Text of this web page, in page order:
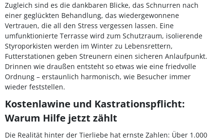
Zugleich sind es die dankbaren Blicke, das Schnurren nach
einer geglückten Behandlung, das wiedergewonnene
Vertrauen, die all den Stress vergessen lassen. Eine
umfunktionierte Terrasse wird zum Schutzraum, isolierende
Styroporkisten werden im Winter zu Lebensrettern,
Futterstationen geben Streunern einen sicheren Anlaufpunkt.
Drinnen wie draußen entsteht so etwas wie eine friedvolle
Ordnung – erstaunlich harmonisch, wie Besucher immer
wieder feststellen.
Kostenlawine und Kastrationspflicht:
Warum Hilfe jetzt zählt
Die Realität hinter der Tierliebe hat ernste Zahlen: Über 1.000